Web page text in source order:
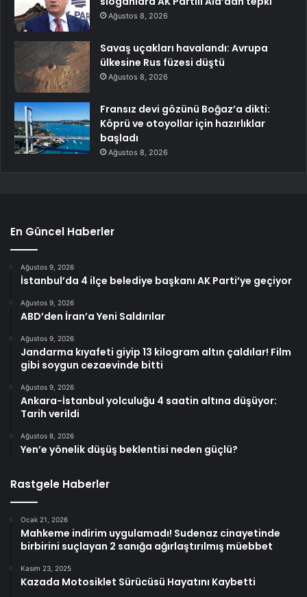
Ağustos 8, 2026
Savaş uçakları havalandı: Avrupa
ülkesine Rus füzesi düştü
Ağustos 8, 2026
Fransız devi gözünü Boğaz’a dikti:
Köprü ve otoyollar için hazırlıklar
başladı
Ağustos 8, 2026
En Güncel Haberler
Ağustos 9, 2026
İstanbul’da 4 ilçe belediye başkanı AK Parti’ye geçiyor
Ağustos 9, 2026
ABD’den İran’a Yeni Saldırılar
Ağustos 9, 2026
Jandarma kıyafeti giyip 13 kilogram altın çaldılar! Film
gibi soygun cezaevinde bitti
Ağustos 9, 2026
Ankara-İstanbul yolculuğu 4 saatin altına düşüyor:
Tarih verildi
Ağustos 8, 2026
Yen’e yönelik düşüş beklentisi neden güçlü?
Rastgele Haberler
Ocak 21, 2026
Mahkeme indirim uygulamadı! Sudenaz cinayetinde
birbirini suçlayan 2 sanığa ağırlaştırılmış müebbet
Kasım 23, 2025
Kazada Motosiklet Sürücüsü Hayatını Kaybetti